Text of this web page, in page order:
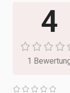
4
1